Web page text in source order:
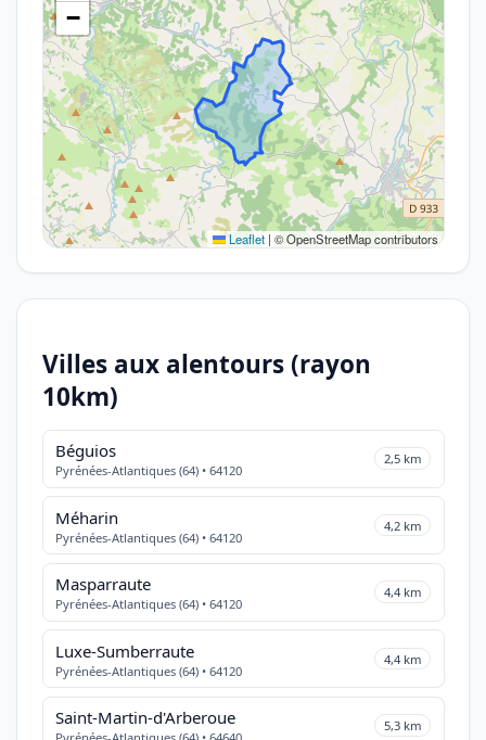
−
Leaflet | © OpenStreetMap contributors
Villes aux alentours (rayon
10km)
Béguios
Pyrénées-Atlantiques (64) • 64120
2,5 km
Méharin
Pyrénées-Atlantiques (64) • 64120
4,2 km
Masparraute
Pyrénées-Atlantiques (64) • 64120
4,4 km
Luxe-Sumberraute
Pyrénées-Atlantiques (64) • 64120
4,4 km
Saint-Martin-d'Arberoue 5,3 km